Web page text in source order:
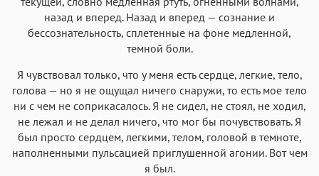
Courier Courier New Menlo SF Mono
назад и вперед. Назад и вперед — сознание и
бессознательность, сплетенные на фоне медленной,
темной боли.
Я чувствовал только, что у меня есть сердце, легкие, тело,
голова — но я не ощущал ничего снаружи, то есть мое тело
ни с чем не соприкасалось. Я не сидел, не стоял, не ходил,
не лежал и не делал ничего, что мог бы почувствовать. Я
был просто сердцем, легкими, телом, головой в темноте,
наполненными пульсацией приглушенной агонии. Вот чем
я был.